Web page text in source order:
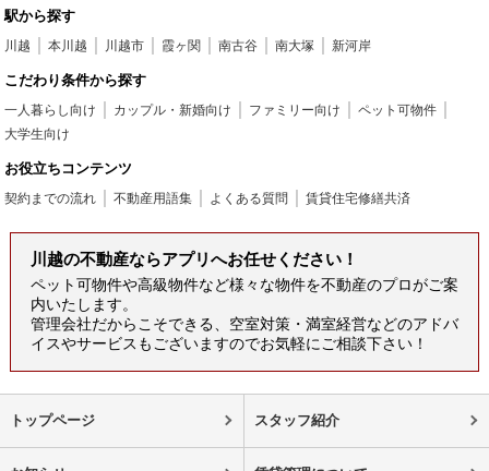
駅から探す
川越 本川越 川越市 霞ヶ関 南古谷 南大塚 新河岸
こだわり条件から探す
一人暮らし向け カップル・新婚向け ファミリー向け
ペット可物件
大学生向け
お役立ちコンテンツ
契約までの流れ 不動産用語集 よくある質問 賃貸住宅修繕共済
川越の不動産ならアプリへお任せください！
ペット可物件や高級物件など様々な物件を不動産のプロがご案
内いたします。
管理会社だからこそできる、空室対策・満室経営などのアドバ
イスやサービスもございますのでお気軽にご相談下さい！
トップページ スタッフ紹介